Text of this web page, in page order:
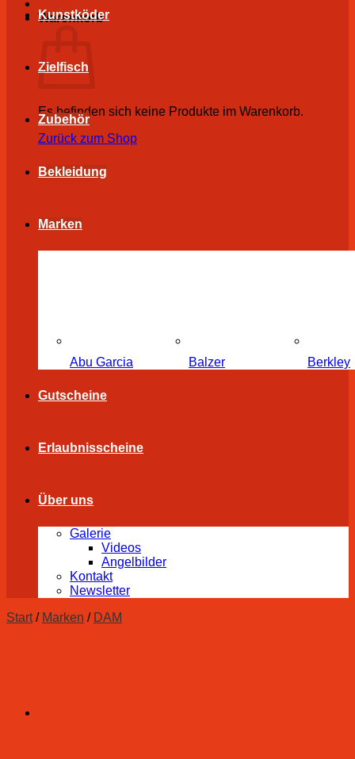
Warenkorb
Es befinden sich keine Produkte im Warenkorb.
Zurück zum Shop
Kunstköder
Zielfisch
Zubehör
Bekleidung
Marken
Abu Garcia Balzer Berkley
Gutscheine
Erlaubnisscheine
Über uns
Galerie
Videos
Angelbilder
Kontakt
Newsletter
Start / Marken / DAM